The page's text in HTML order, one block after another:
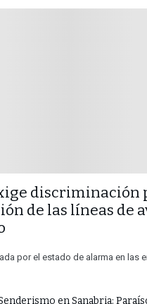
discriminación
de las líneas de
por el estado de alarma en las
en Sanabria: